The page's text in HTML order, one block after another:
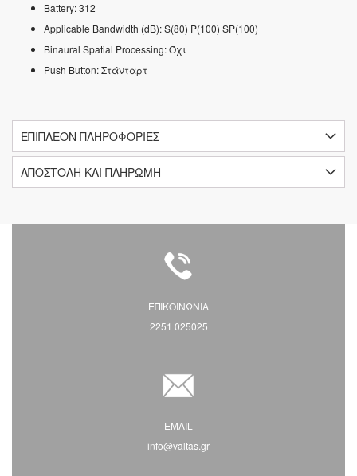
Battery: 312
Applicable Bandwidth (dB): S(80) P(100) SP(100)
Binaural Spatial Processing: Όχι
Push Button: Στάνταρτ
ΕΠΙΠΛΈΟΝ ΠΛΗΡΟΦΟΡΊΕΣ
ΑΠΟΣΤΟΛΗ ΚΑΙ ΠΛΗΡΩΜΗ
ΕΠΙΚΟΙΝΩΝΙΑ
2251 025025
EMAIL
info@valtas.gr